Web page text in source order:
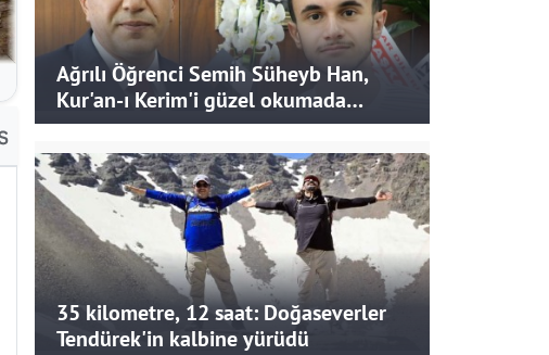
Ağrılı Öğrenci Semih Süheyb Han,
Kur'an-ı Kerim'i güzel okumada
Türkiye ikincisi oldu
35 kilometre, 12 saat: Doğaseverler
Tendürek'in kalbine yürüdü